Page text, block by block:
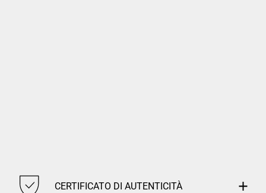
CERTIFICATO DI AUTENTICITÀ